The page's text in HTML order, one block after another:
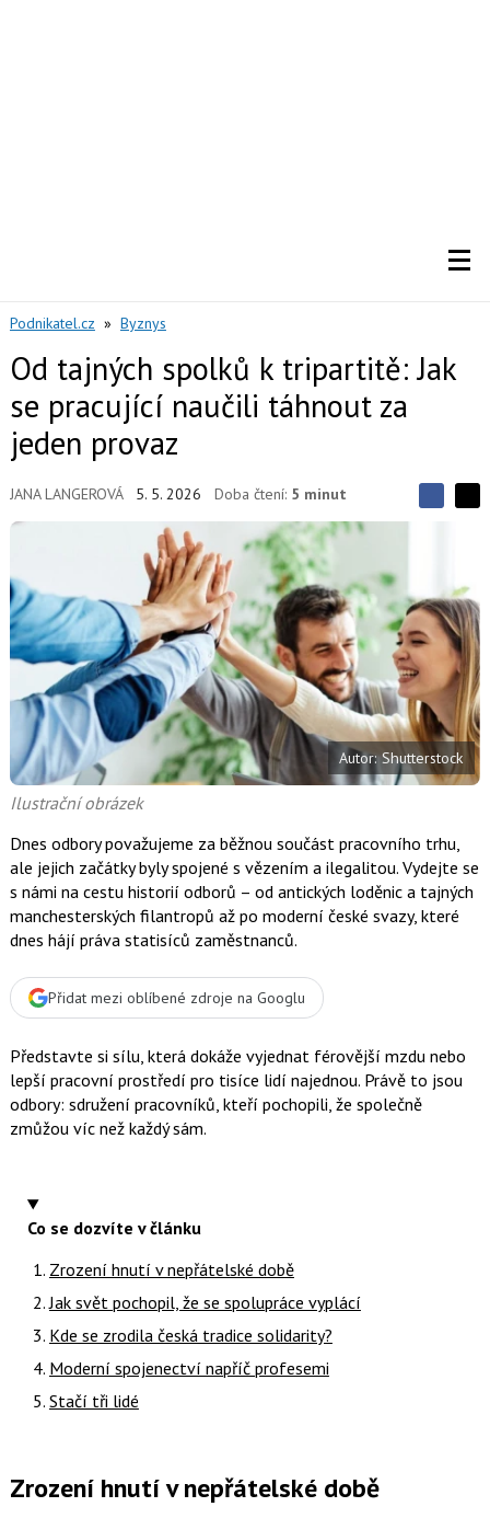
Podnikatel.cz » Byznys
Od tajných spolků k tripartitě: Jak
se pracující naučili táhnout za
jeden provaz
JANA LANGEROVÁ 5. 5. 2026 Doba čtení: 5 minut
S
l
e
t
S
t
e
n
a
c
e
b
o
o
k
j
t
e
a
s
í
t
i
X
Autor: Shutterstock
Ilustrační obrázek
Dnes odbory považujeme za běžnou součást pracovního trhu,
ale jejich začátky byly spojené s vězením a ilegalitou. Vydejte se
s námi na cestu historií odborů – od antických loděnic a tajných
manchesterských filantropů až po moderní české svazy, které
dnes hájí práva statisíců zaměstnanců.
Přidat mezi oblíbené zdroje na Googlu
Představte si sílu, která dokáže vyjednat férovější mzdu nebo
lepší pracovní prostředí pro tisíce lidí najednou. Právě to jsou
odbory: sdružení pracovníků, kteří pochopili, že společně
zmůžou víc než každý sám.
Co se dozvíte v článku
Zrození hnutí v nepřátelské době
Jak svět pochopil, že se spolupráce vyplácí
Kde se zrodila česká tradice solidarity?
Moderní spojenectví napříč profesemi
Stačí tři lidé
Zrození hnutí v nepřátelské době